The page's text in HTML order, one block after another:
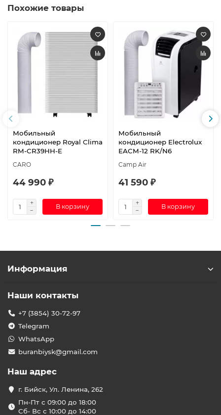
Похожие товары
Мобильный
кондиционер Royal Clima
RM-CR39HH-E
CARO
44 990 ₽
В корзину
Мобильный
кондиционер Electrolux
EACM-12 RK/N6
Camp Air
41 590 ₽
В корзину
Информация
Наши контакты
+7 (3854) 30-72-97
Telegram
WhatsApp
buranbiysk@gmail.com
Наш адрес
г. Бийск, Ул. Ленина, 262
Пн-Пт с 09:00 до 18:00
Сб- Вс с 10:00 до 14:00